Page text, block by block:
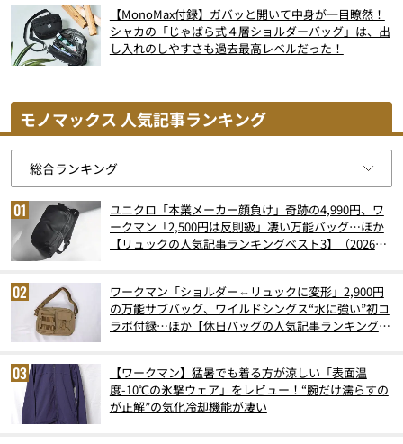
【MonoMax付録】ガバッと開いて中身が一目瞭然！
シャカの「じゃばら式４層ショルダーバッグ」は、出
し入れのしやすさも過去最高レベルだった！
モノマックス 人気記事ランキング
ユニクロ「本業メーカー顔負け」奇跡の4,990円、ワ
ークマン「2,500円は反則級」凄い万能バッグ…ほか
【リュックの人気記事ランキングベスト3】（2026年
ワークマン「ショルダー⇔リュックに変形」2,900円
の万能サブバッグ、ワイルドシングス“水に強い”初コ
ラボ付録…ほか【休日バッグの人気記事ランキングベ
【ワークマン】猛暑でも着る方が涼しい「表面温
度-10℃の氷撃ウェア」をレビュー！“腕だけ濡らすの
が正解”の気化冷却機能が凄い